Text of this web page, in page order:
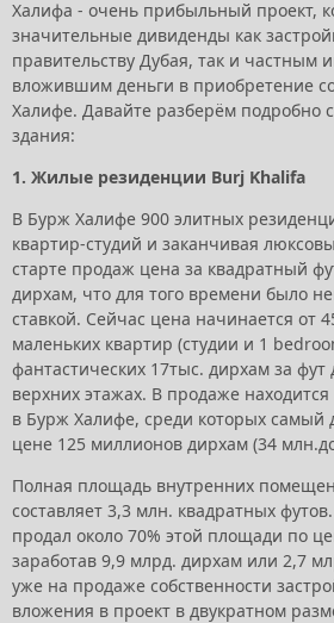
Халифа - очень прибыльный проект,
значительные дивиденды как
правительству Дубая, так и частным
вложившим деньги в приобретение
Халифе. Давайте разберём подробно
здания:
1. Жилые резиденции Burj Khalifa
В Бурж Халифе 900 элитных
квартир-студий и заканчивая
старте продаж цена за квадратный
дирхам, что для того времени было
ставкой. Сейчас цена начинается от
маленьких квартир (студии и 1
фантастических 17тыс. дирхам за фут
верхних этажах. В продаже
в Бурж Халифе, среди которых самый
цене 125 миллионов дирхам (34
Полная площадь внутренних
составляет 3,3 млн. квадратных
продал около 70% этой площади по
заработав 9,9 млрд. дирхам или 2,7
уже на продаже собственности
вложения в проект в двукратном